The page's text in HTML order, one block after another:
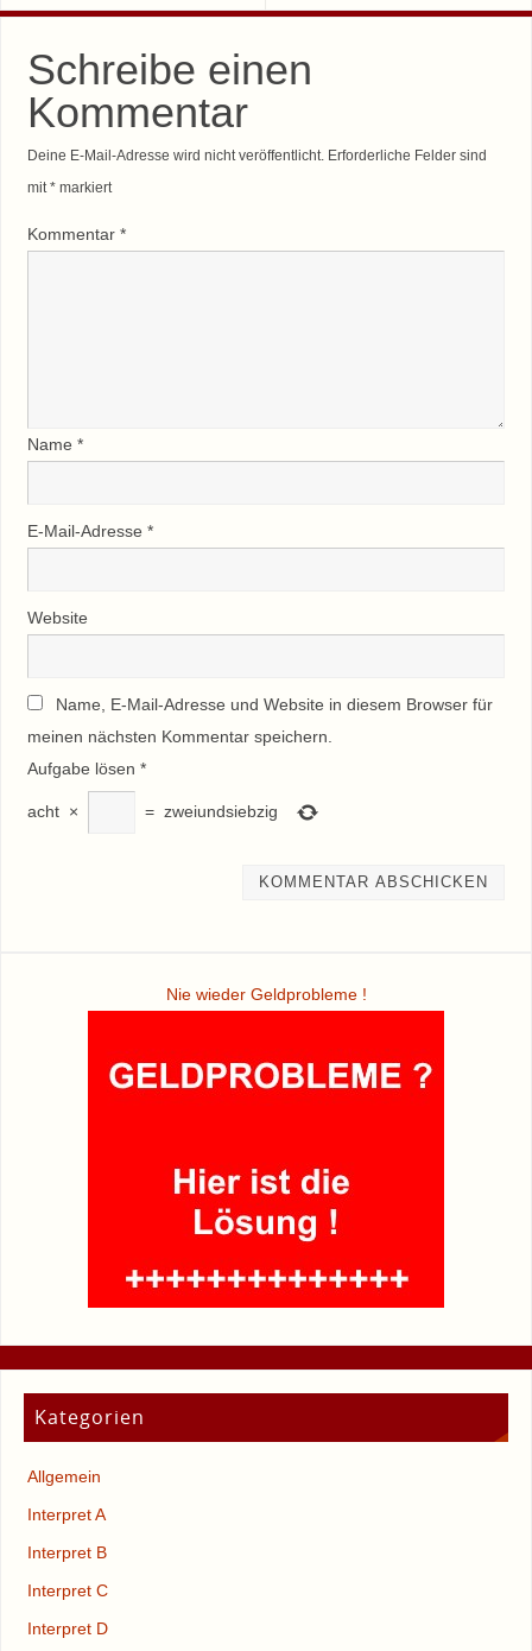
Schreibe einen
Kommentar
Deine E-Mail-Adresse wird nicht veröffentlicht. Erforderliche Felder sind
mit*markiert
Kommentar *
Name *
E-Mail-Adresse *
Website
Name, E-Mail-Adresse und Website in diesem Browser für
meinen nächsten Kommentar speichern.
Aufgabe lösen *
acht × = zweiundsiebzig
Nie wieder Geldprobleme !
Kategorien
Allgemein
Interpret A
Interpret B
Interpret C
Interpret D